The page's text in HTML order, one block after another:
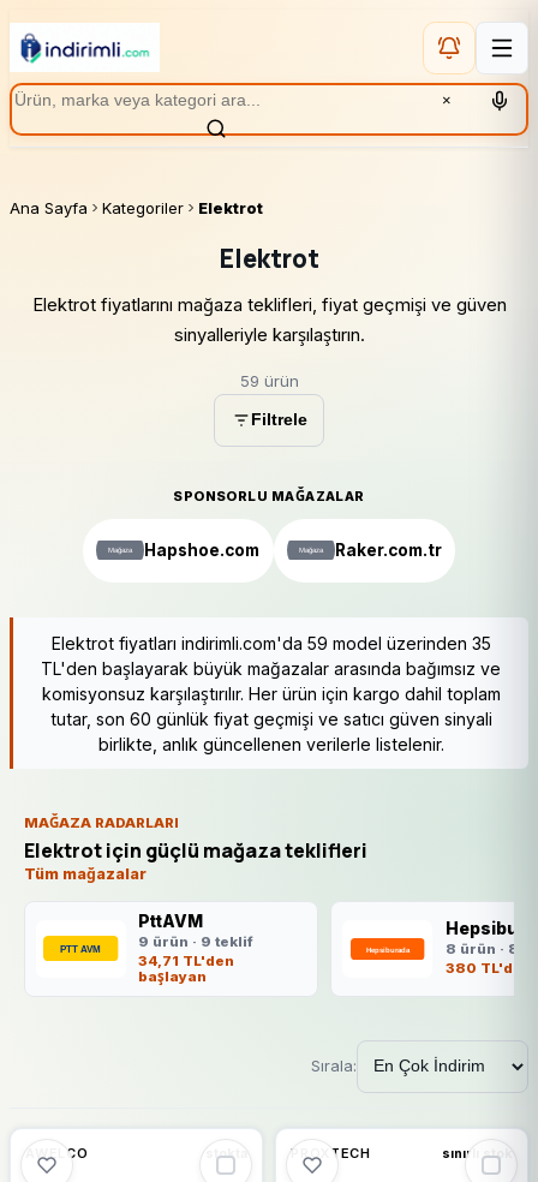
×
Ana Sayfa Kategoriler Elektrot
Elektrot
Elektrot fiyatlarını mağaza teklifleri, fiyat geçmişi ve güven
sinyalleriyle karşılaştırın.
59 ürün
Filtrele
SPONSORLU MAĞAZALAR
Hapshoe.com Raker.com.tr
Elektrot fiyatları indirimli.com'da 59 model üzerinden 35
TL'den başlayarak büyük mağazalar arasında bağımsız ve
komisyonsuz karşılaştırılır. Her ürün için kargo dahil toplam
tutar, son 60 günlük fiyat geçmişi ve satıcı güven sinyali
birlikte, anlık güncellenen verilerle listelenir.
MAĞAZA RADARLARI
Elektrot için güçlü mağaza teklifleri
Tüm mağazalar
PttAVM
9 ürün · 9 teklif
34,71 TL'den
başlayan
8 ürün · 8
380 TL'den
Sırala:
%20 %20 DÜŞTÜ
AWELCO stokta %18
PROXTECH sınırlı stok